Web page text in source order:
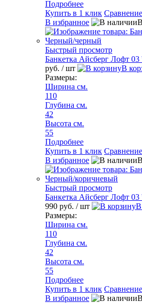
Подробнее
Купить в 1 клик Сравнение
В избранное
Быстрый просмотр
Банкетка Айсберг Лофт
руб. / шт
В
Размеры:
Ширина см.
110
Глубина см.
42
Высота см.
55
Подробнее
Купить в 1 клик Сравнение
В избранное
Быстрый просмотр
Банкетка Айсберг Лофт
990 руб. / шт
В
Размеры:
Ширина см.
110
Глубина см.
42
Высота см.
55
Подробнее
Купить в 1 клик Сравнение
В избранное